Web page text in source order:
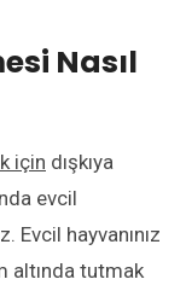
Nasıl
için dışkıya
evcil
Evcil hayvanınız
altında tutmak